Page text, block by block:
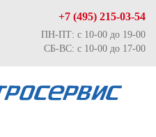
+7 (495) 215-03-54
ПН-ПТ: с 10-00 до 19-00
СБ-ВС: с 10-00 до 17-00